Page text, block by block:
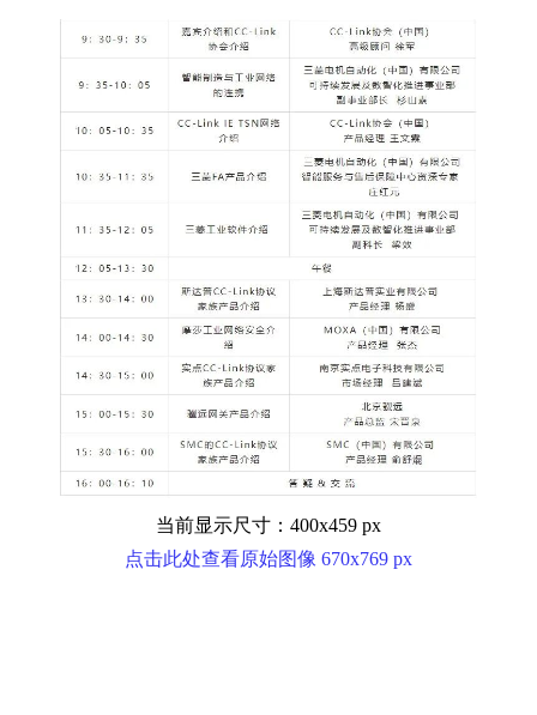
当前显示尺寸：400x459 px
点击此处查看原始图像 670x769 px